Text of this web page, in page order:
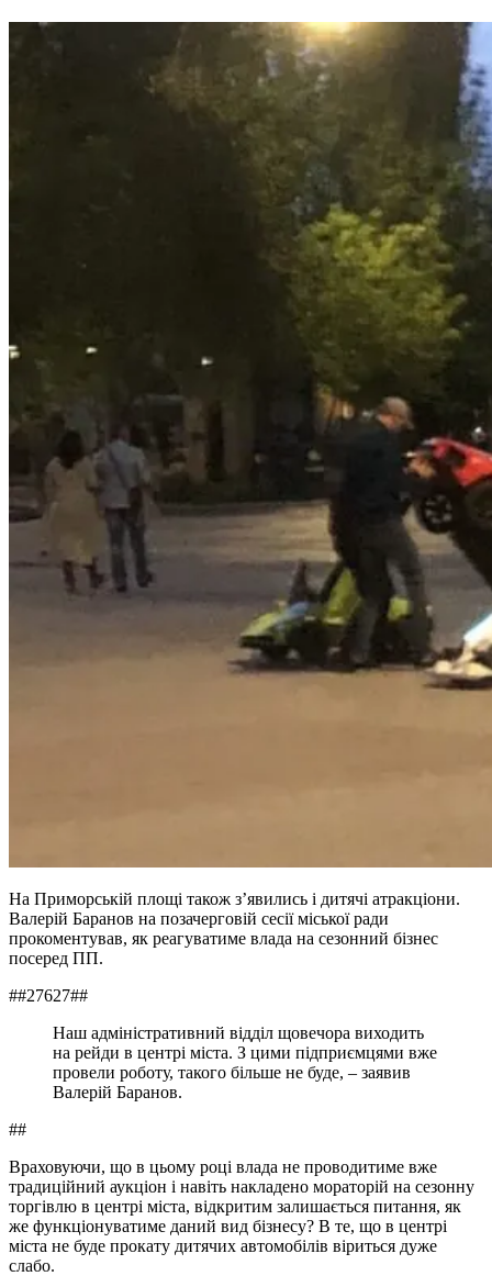
На Приморській площі також з’явились і дитячі атракціони.
Валерій Баранов на позачерговій сесії міської ради
прокоментував, як реагуватиме влада на сезонний бізнес
посеред ПП.
##27627##
Наш адміністративний відділ щовечора виходить
на рейди в центрі міста. З цими підприємцями вже
провели роботу, такого більше не буде, – заявив
Валерій Баранов.
##
Враховуючи, що в цьому році влада не проводитиме вже
традиційний аукціон і навіть накладено мораторій на сезонну
торгівлю в центрі міста, відкритим залишається питання, як
же функціонуватиме даний вид бізнесу? В те, що в центрі
міста не буде прокату дитячих автомобілів віриться дуже
слабо.